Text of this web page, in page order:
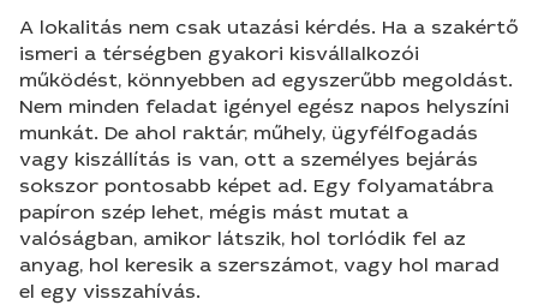
A lokalitás nem csak utazási kérdés. Ha a szakértő
ismeri a térségben gyakori kisvállalkozói
működést, könnyebben ad egyszerűbb megoldást.
Nem minden feladat igényel egész napos helyszíni
munkát. De ahol raktár, műhely, ügyfélfogadás
vagy kiszállítás is van, ott a személyes bejárás
sokszor pontosabb képet ad. Egy folyamatábra
papíron szép lehet, mégis mást mutat a
valóságban, amikor látszik, hol torlódik fel az
anyag, hol keresik a szerszámot, vagy hol marad
el egy visszahívás.